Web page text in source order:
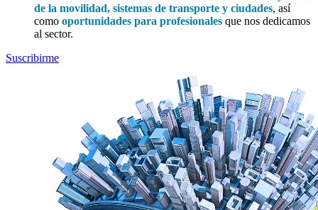
de la movilidad, sistemas de transporte y ciudades, así
como oportunidades para profesionales que nos dedicamos
al sector.
Suscribirme